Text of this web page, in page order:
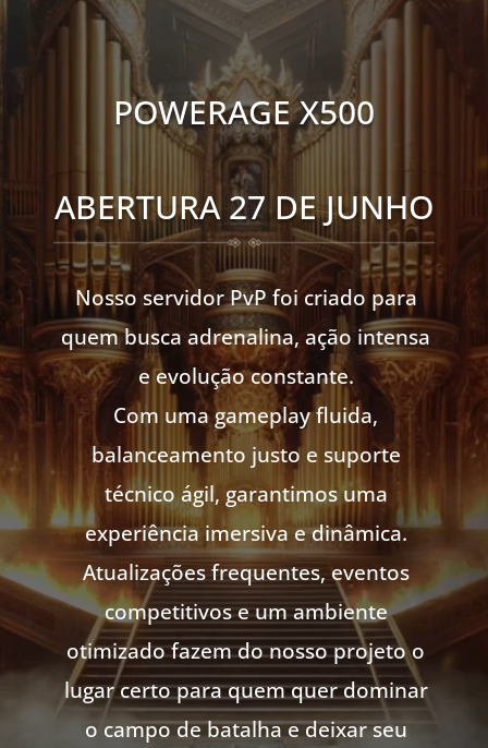
POWERAGE X500
ABERTURA 27 DE JUNHO
Nosso servidor PvP foi criado para
quem busca adrenalina, ação intensa
e evolução constante.
Com uma gameplay fluida,
balanceamento justo e suporte
técnico ágil, garantimos uma
experiência imersiva e dinâmica.
Atualizações frequentes, eventos
competitivos e um ambiente
otimizado fazem do nosso projeto o
lugar certo para quem quer dominar
o campo de batalha e deixar seu